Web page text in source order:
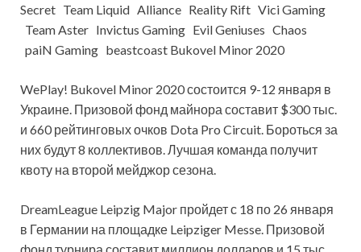
Secret Team Liquid Alliance Reality Rift Vici Gaming
Team Aster Invictus Gaming Evil Geniuses Chaos
paiN Gaming beastcoast Bukovel Minor 2020
WePlay! Bukovel Minor 2020 состоится 9-12 января в
Украине. Призовой фонд майнора составит $300 тыс.
и 660 рейтинговых очков Dota Pro Circuit. Бороться за
них будут 8 коллективов. Лучшая команда получит
квоту на второй мейджор сезона.
DreamLeague Leipzig Major пройдет с 18 по 26 января
в Германии на площадке Leipziger Messe. Призовой